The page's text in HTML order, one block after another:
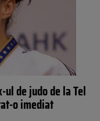
de judo de la Tel
o imediat